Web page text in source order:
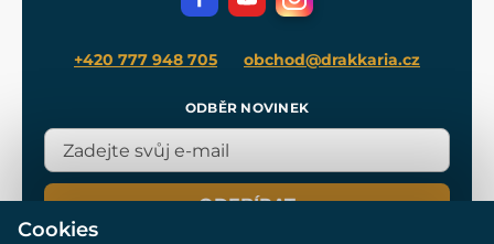
+420 777 948 705 obchod@drakkaria.cz
ODBĚR NOVINEK
ODEBÍRAT
Cookies